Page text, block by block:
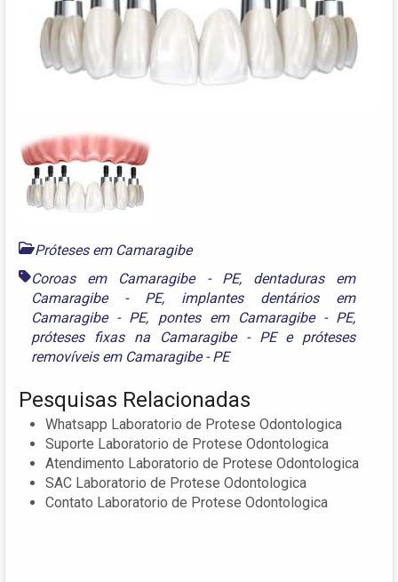
Próteses em Camaragibe
Coroas em Camaragibe - PE, dentaduras em
Camaragibe - PE, implantes dentários em
Camaragibe - PE, pontes em Camaragibe - PE,
próteses fixas na Camaragibe - PEe próteses
removíveis em Camaragibe - PE
Pesquisas Relacionadas
Whatsapp Laboratorio de Protese Odontologica
Suporte Laboratorio de Protese Odontologica
Atendimento Laboratorio de Protese Odontologica
SAC Laboratorio de Protese Odontologica
Contato Laboratorio de Protese Odontologica